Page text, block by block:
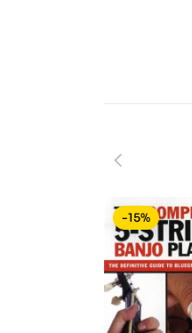
-15%